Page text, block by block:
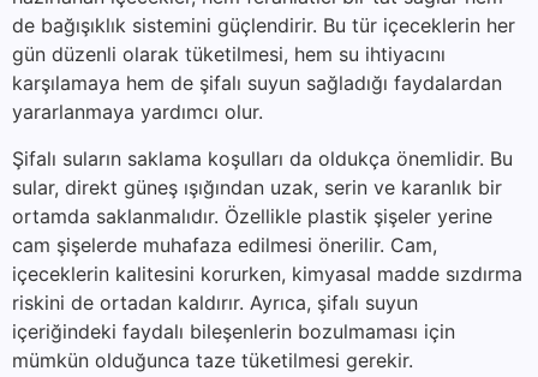
de bağışıklık sistemini güçlendirir. Bu tür içeceklerin her
gün düzenli olarak tüketilmesi, hem su ihtiyacını
karşılamaya hem de şifalı suyun sağladığı faydalardan
yararlanmaya yardımcı olur.
Şifalı suların saklama koşulları da oldukça önemlidir. Bu
sular, direkt güneş ışığından uzak, serin ve karanlık bir
ortamda saklanmalıdır. Özellikle plastik şişeler yerine
cam şişelerde muhafaza edilmesi önerilir. Cam,
içeceklerin kalitesini korurken, kimyasal madde sızdırma
riskini de ortadan kaldırır. Ayrıca, şifalı suyun
içeriğindeki faydalı bileşenlerin bozulmaması için
mümkün olduğunca taze tüketilmesi gerekir.